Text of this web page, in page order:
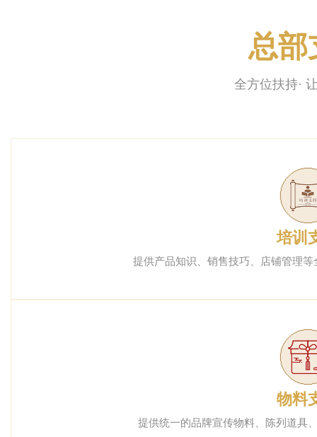
总部
全方位扶持·
培训
提供产品知识、销售技巧、店铺管理
物料
提供统一的品牌宣传物料、陈列道具